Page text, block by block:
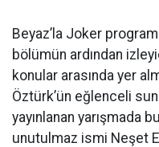
Beyaz’la Joker
bölümün ardından
konular arasında yer
Öztürk’ün eğlenceli
yayınlanan yarışmada
unutulmaz ismi Neşet